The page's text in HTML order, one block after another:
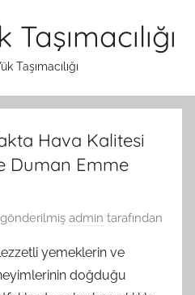
Taşımacılığı
Hava Kalitesi
Duman Emme
admin tarafından
yemeklerin ve
doğduğu